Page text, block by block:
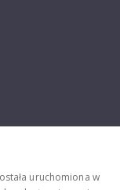
uruchomiona w